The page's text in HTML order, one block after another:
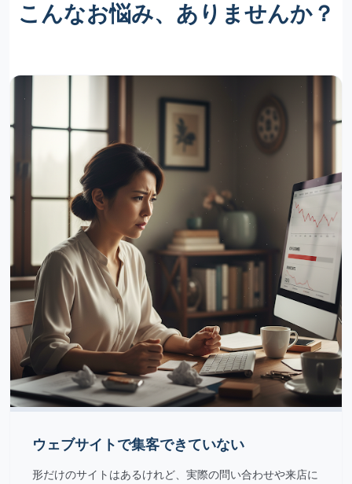
こんなお悩み、ありませんか？
ウェブサイトで集客できていない
形だけのサイトはあるけれど、実際の問い合わせや来店に